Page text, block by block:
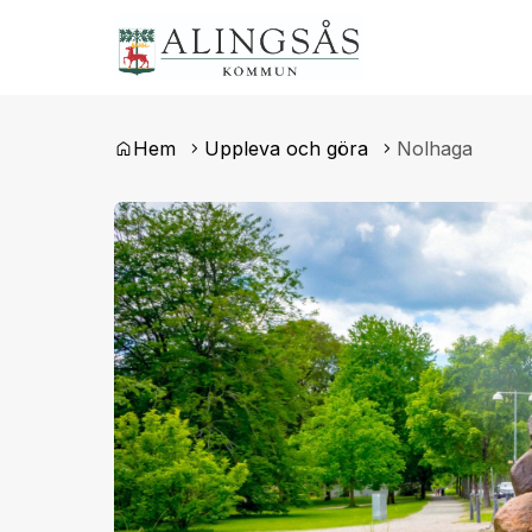
Du är här:
Hem Uppleva och göra Nolhaga